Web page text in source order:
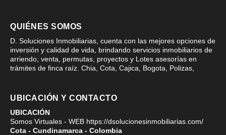
QUIÉNES SOMOS
D. Soluciones Inmobiliarias, cuenta con las mejores opciones de
inversión y calidad de vida, brindando servicios inmobiliarios de
arriendo, venta, permutas, proyectos y Lotes asesorías en
trámites de finca raíz. Chia, Cota, Cajica, Bogota, Polizas,
UBICACIÓN Y CONTACTO
UBICACIÓN
Somos Virtuales - WEB https://dsolucionesinmobiliarias.com/
Cota - Cundinamarca - Colombia